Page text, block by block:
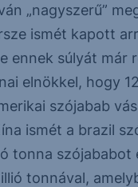
„nagyszerű”
ismét kapott
ennek súlyát már
elnökkel, hogy
szójabab
ismét a brazil
tonna
tonnával,